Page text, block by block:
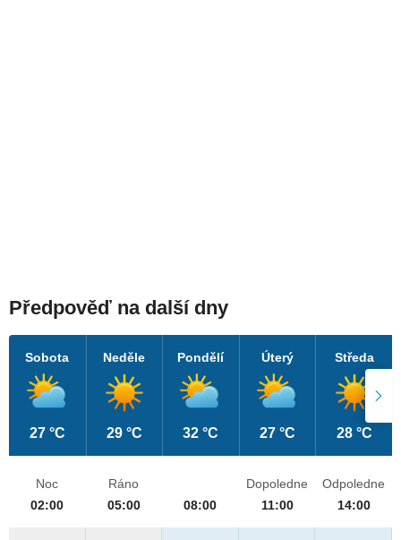
Předpověď na další dny
Sobota
27 °C
Neděle
29 °C
Pondělí
32 °C
Úterý
27 °C
Středa
28 °C
Noc
02:00
Ráno
05:00
08:00
Dopoledne
11:00
Odpoledne
14:00